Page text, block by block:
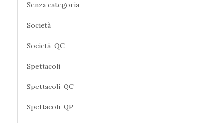
Senza categoria
Società
Società-QC
Spettacoli
Spettacoli-QC
Spettacoli-QP